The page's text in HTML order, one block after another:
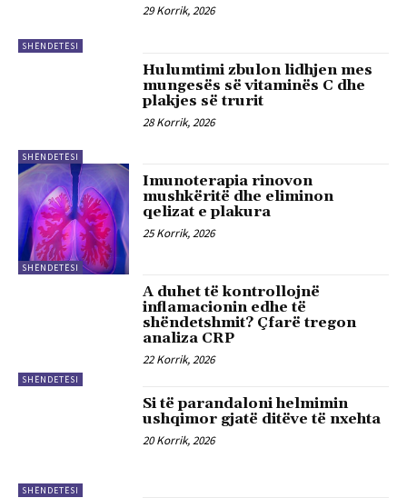
SHËNDETËSI
29 Korrik, 2026
SHËNDETËSI
Hulumtimi zbulon lidhjen mes
mungesës së vitaminës C dhe
plakjes së trurit
28 Korrik, 2026
SHËNDETËSI
Imunoterapia rinovon
mushkëritë dhe eliminon
qelizat e plakura
25 Korrik, 2026
SHËNDETËSI
A duhet të kontrollojnë
inflamacionin edhe të
shëndetshmit? Çfarë tregon
analiza CRP
22 Korrik, 2026
SHËNDETËSI
Si të parandaloni helmimin
ushqimor gjatë ditëve të nxehta
20 Korrik, 2026